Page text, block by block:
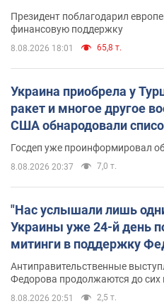
Президент поблагодарил
финансовую поддержку
8.08.2026 18:01 65,8 т.
Украина приобрела у
ракет и многое другое
США обнародовали
Госдеп уже проинформировал
8.08.2026 20:37 7,0 т.
"Нас услышали лишь
Украины уже 24-й день
митинги в поддержку
Антиправительственные
Федорова продолжаются до сих
8.08.2026 20:51 2,5 т.